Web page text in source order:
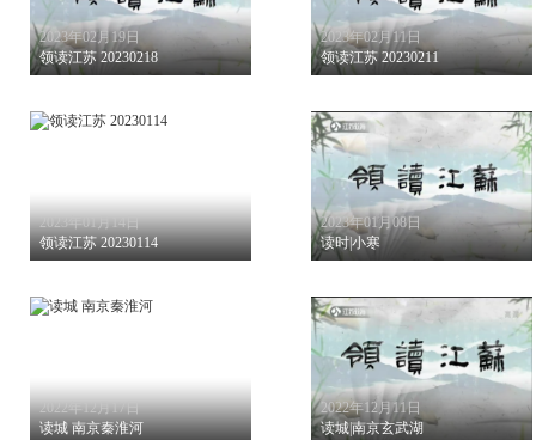
2023年02月19日
领读江苏 20230218
2023年02月11日
领读江苏 20230211
2023年01月14日
领读江苏 20230114
2023年01月08日
读时|小寒
2022年12月17日
读城 南京秦淮河
2022年12月11日
读城|南京玄武湖